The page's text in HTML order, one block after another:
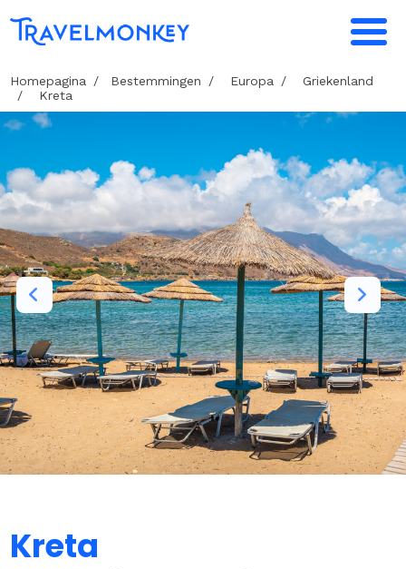
Homepagina Bestemmingen Europa
Griekenland
Kreta
Kreta